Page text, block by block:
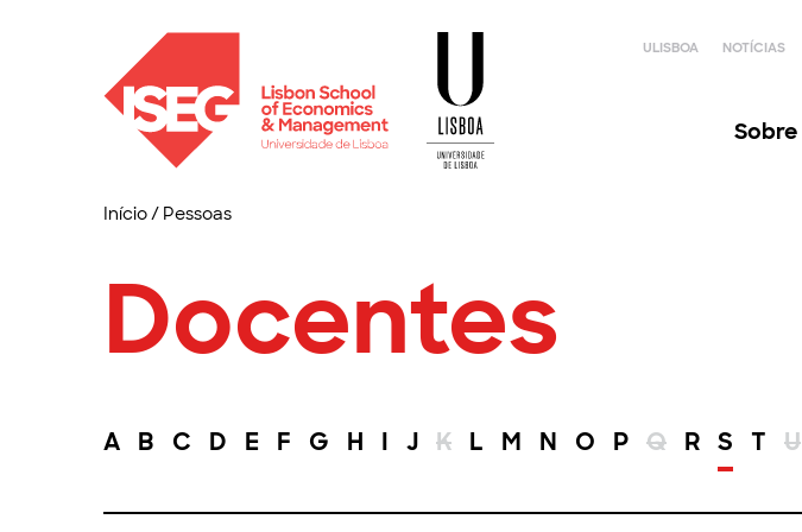
ULISBOA NOTÍCIAS
Sobre
Início/ Pessoas
Docentes
A B C D E F G H I J K L M N O P Q R S T U